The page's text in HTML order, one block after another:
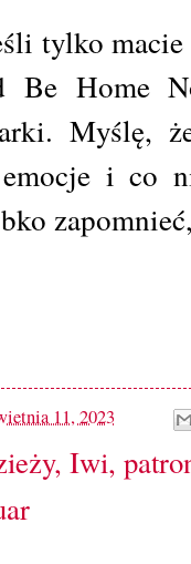
tylko
Home
Myślę,
i co
11, 2023
, Iwi,